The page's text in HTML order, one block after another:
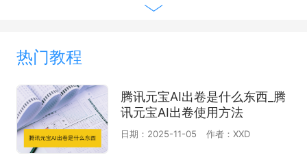
热门教程
腾讯元宝AI出卷是什么东西_腾
讯元宝AI出卷使用方法
日期：2025-11-05 作者：XXD